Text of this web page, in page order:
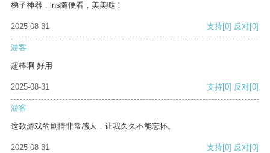
梯子神器，ins随便看，美美哒！
2025-08-31 支持[0] 反对[0]
游客
超棒啊 好用
2025-08-31 支持[0] 反对[0]
游客
这款游戏的剧情非常感人，让我久久不能忘怀。
2025-08-31 支持[0] 反对[0]